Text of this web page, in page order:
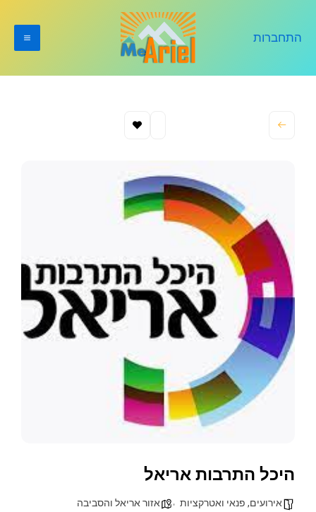
התחברות
היכל התרבות אריאל
אירועים, פנאי ואטרקציות אזור אריאל והסביבה